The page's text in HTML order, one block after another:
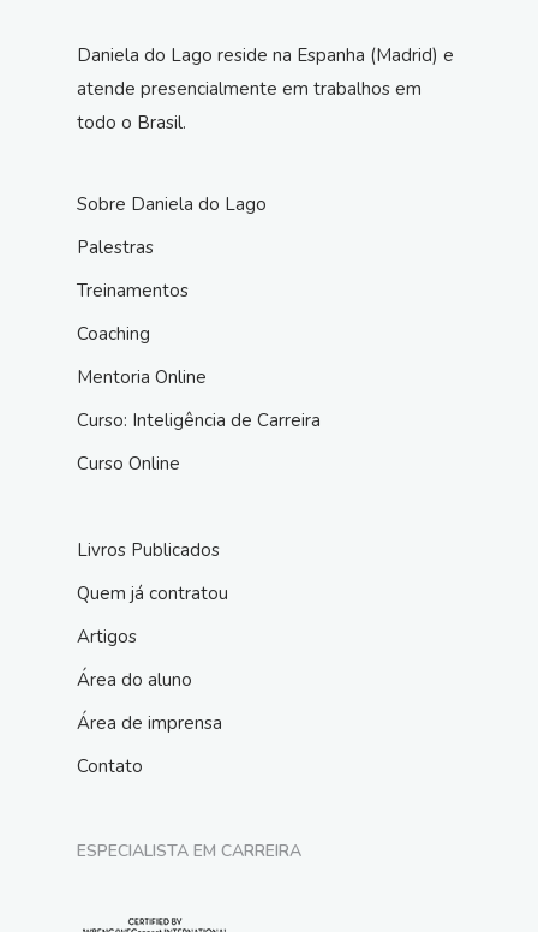
Daniela do Lago reside na Espanha (Madrid) e
atende presencialmente em trabalhos em
todo o Brasil.
Sobre Daniela do Lago
Palestras
Treinamentos
Coaching
Mentoria Online
Curso: Inteligência de Carreira
Curso Online
Livros Publicados
Quem já contratou
Artigos
Área do aluno
Área de imprensa
Contato
ESPECIALISTA EM CARREIRA